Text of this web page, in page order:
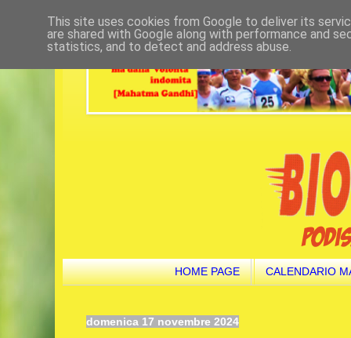
HOME PAGE CALENDARIO
domenica 17 novembre 2024
This site uses cookies from Google to deliver its
are shared with Google along with performance and
statistics, and to detect and address abuse.